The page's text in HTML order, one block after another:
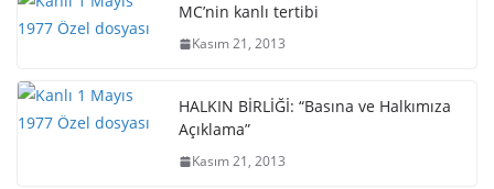
MC’nin kanlı tertibi
Kasım 21, 2013
HALKIN BİRLİĞİ: “Basına ve Halkımıza
Açıklama”
Kasım 21, 2013